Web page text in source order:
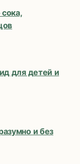
для детей и
и без